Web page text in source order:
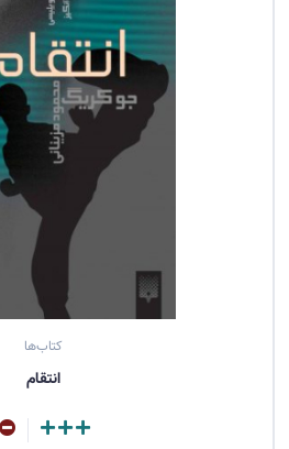
کتاب‌ها
انتقام
مشاهده کتاب